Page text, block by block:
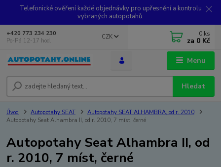
Telefonické ověření každé objednávky pro upřesnění a kontrolu
vybraných autopotahů.
Menu
CZK
Hledat
+420 773 234 230
Po-Pá 12-17 hod.
0 ks
za 0 Kč
Úvod Autopotahy SEAT
Autopotahy SEAT ALHAMBRA, od r. 2010
Autopotahy Seat Alhambra II, od r. 2010, 7 míst, černé
Autopotahy Seat Alhambra II, od
r. 2010, 7 míst, černé